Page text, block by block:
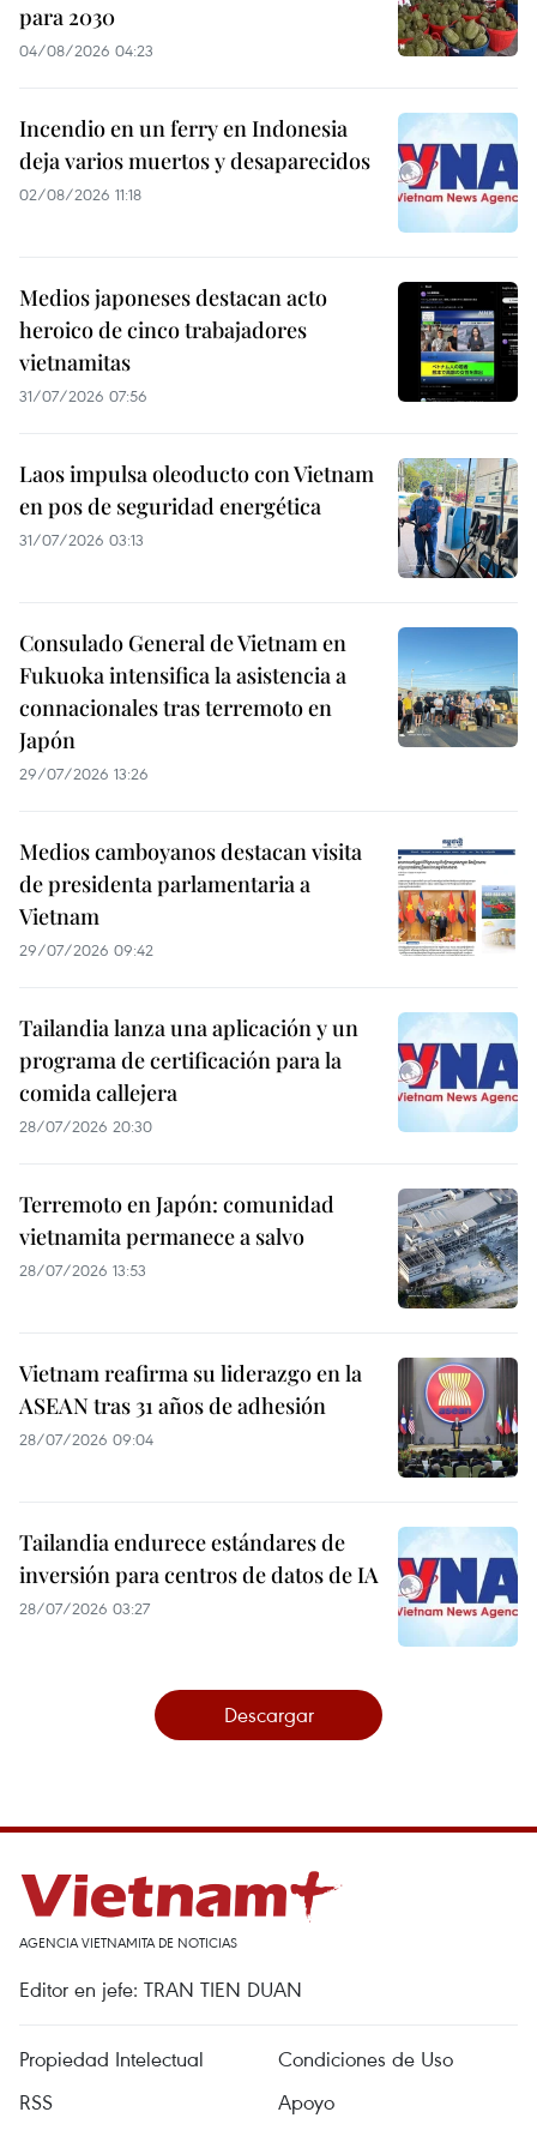
para 2030
04/08/2026 04:23
Incendio en un ferry en Indonesia
deja varios muertos y desaparecidos
02/08/2026 11:18
Medios japoneses destacan acto
heroico de cinco trabajadores
vietnamitas
31/07/2026 07:56
Laos impulsa oleoducto con Vietnam
en pos de seguridad energética
31/07/2026 03:13
Consulado General de Vietnam en
Fukuoka intensifica la asistencia a
connacionales tras terremoto en
Japón
29/07/2026 13:26
Medios camboyanos destacan visita
de presidenta parlamentaria a
Vietnam
29/07/2026 09:42
Tailandia lanza una aplicación y un
programa de certificación para la
comida callejera
28/07/2026 20:30
Terremoto en Japón: comunidad
vietnamita permanece a salvo
28/07/2026 13:53
Vietnam reafirma su liderazgo en la
ASEAN tras 31 años de adhesión
28/07/2026 09:04
Tailandia endurece estándares de
inversión para centros de datos de IA
28/07/2026 03:27
Descargar
AGENCIA VIETNAMITA DE NOTICIAS
Editor en jefe: TRAN TIEN DUAN
Propiedad Intelectual
Condiciones de Uso
RSS
Apoyo